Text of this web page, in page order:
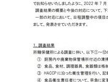
ITエンジニア向け専門
企業向けIT製品の総合
IT製品の技術・比較・